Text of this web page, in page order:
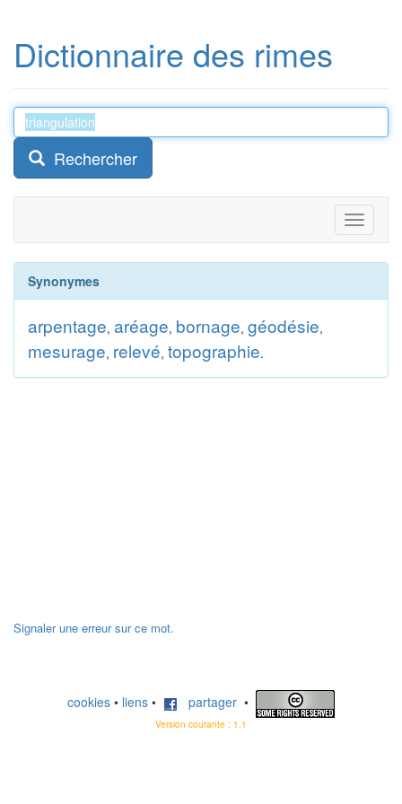
Dictionnaire des rimes
Rechercher
Toggle
Synonymes
arpentage, aréage, bornage, géodésie,
mesurage, relevé, topographie.
Signaler une erreur sur ce mot.
cookies • liens • partager •
Version courante : 1.1